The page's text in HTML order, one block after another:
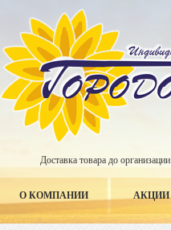
Доставка товара до организации
О КОМПАНИИ АКЦИИ